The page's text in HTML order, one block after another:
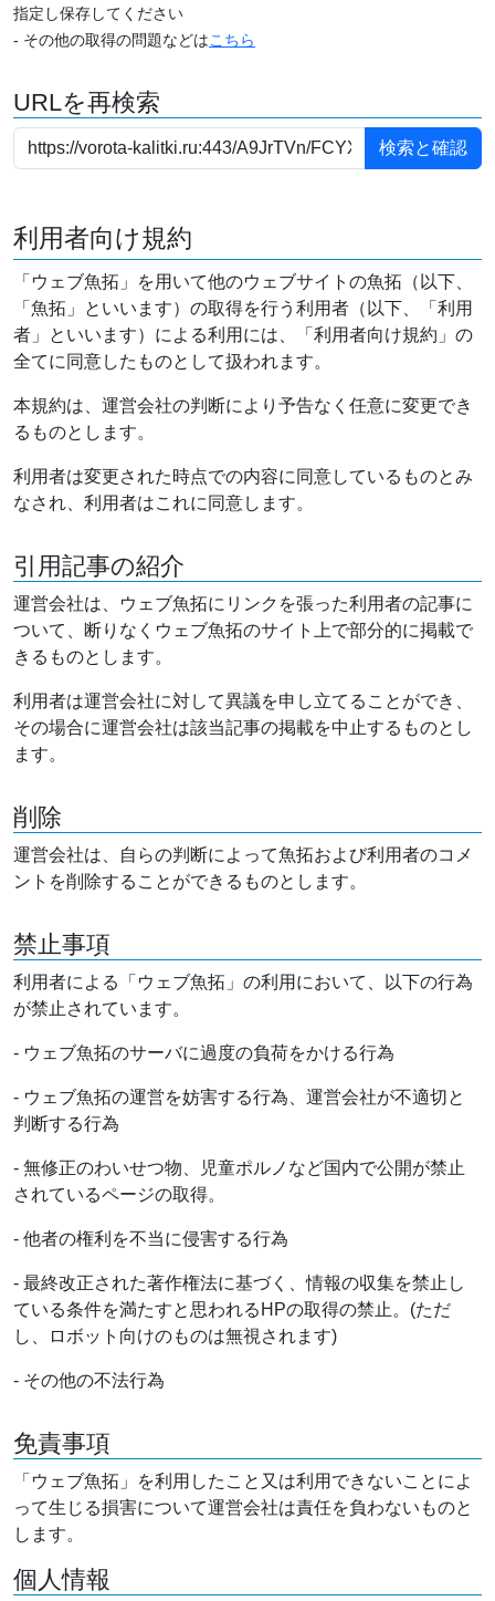
指定し保存してください
- その他の取得の問題などはこちら
URLを再検索
利用者向け規約
「ウェブ魚拓」を用いて他のウェブサイトの魚拓（以下、
「魚拓」といいます）の取得を行う利用者（以下、「利用
者」といいます）による利用には、「利用者向け規約」の
全てに同意したものとして扱われます。
本規約は、運営会社の判断により予告なく任意に変更でき
るものとします。
利用者は変更された時点での内容に同意しているものとみ
なされ、利用者はこれに同意します。
引用記事の紹介
運営会社は、ウェブ魚拓にリンクを張った利用者の記事に
ついて、断りなくウェブ魚拓のサイト上で部分的に掲載で
きるものとします。
利用者は運営会社に対して異議を申し立てることができ、
その場合に運営会社は該当記事の掲載を中止するものとし
ます。
削除
運営会社は、自らの判断によって魚拓および利用者のコメ
ントを削除することができるものとします。
禁止事項
利用者による「ウェブ魚拓」の利用において、以下の行為
が禁止されています。
- ウェブ魚拓のサーバに過度の負荷をかける行為
- ウェブ魚拓の運営を妨害する行為、運営会社が不適切と
判断する行為
- 無修正のわいせつ物、児童ポルノなど国内で公開が禁止
されているページの取得。
- 他者の権利を不当に侵害する行為
- 最終改正された著作権法に基づく、情報の収集を禁止し
ている条件を満たすと思われるHPの取得の禁止。(ただ
し、ロボット向けのものは無視されます)
- その他の不法行為
免責事項
「ウェブ魚拓」を利用したこと又は利用できないことによ
って生じる損害について運営会社は責任を負わないものと
します。
個人情報